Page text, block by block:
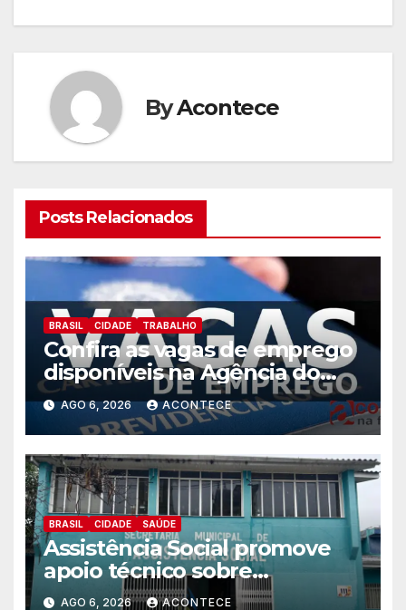
ByAcontece
Posts Relacionados
BRASIL CIDADE TRABALHO
Confira as vagas de emprego
disponíveis na Agência do
Trabalhador
AGO 6, 2026 ACONTECE
BRASIL CIDADE SAÚDE
Assistência Social promove
apoio técnico sobre
preparação e resposta a
AGO 6, 2026 ACONTECE